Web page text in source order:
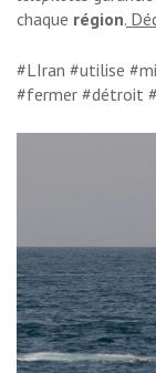
chaque région.
#LIran #utilise
#fermer #détroit